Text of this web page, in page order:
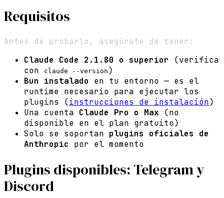
Requisitos
Antes de probarlo, asegúrate de tener:
Claude Code 2.1.80 o superior (verifica
con
claude --version )
Bun instalado en tu entorno — es el
runtime necesario para ejecutar los
plugins (instrucciones de instalación)
Una cuenta Claude Pro o Max (no
disponible en el plan gratuito)
Solo se soportan plugins oficiales de
Anthropic por el momento
Plugins disponibles: Telegram y
Discord